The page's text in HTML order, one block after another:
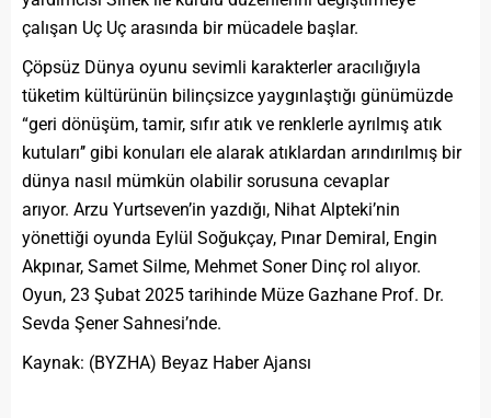
çalışan Uç Uç arasında bir mücadele başlar.
Çöpsüz Dünya oyunu sevimli karakterler aracılığıyla
tüketim kültürünün bilinçsizce yaygınlaştığı günümüzde
“geri dönüşüm, tamir, sıfır atık ve renklerle ayrılmış atık
kutuları’’ gibi konuları ele alarak atıklardan arındırılmış bir
dünya nasıl mümkün olabilir sorusuna cevaplar
arıyor. Arzu Yurtseven’in yazdığı, Nihat Alpteki’nin
yönettiği oyunda Eylül Soğukçay, Pınar Demiral, Engin
Akpınar, Samet Silme, Mehmet Soner Dinç rol alıyor.
Oyun, 23 Şubat 2025 tarihinde Müze Gazhane Prof. Dr.
Sevda Şener Sahnesi’nde.
Kaynak: (BYZHA) Beyaz Haber Ajansı